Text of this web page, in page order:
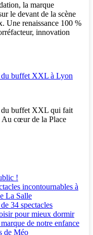
la marque
le devant de la scène
Une renaissance 100 %
innovation
du buffet XXL à Lyon
du buffet XXL qui fait
cœur de la Place
!
incontournables à
La Salle
34 spectacles
pour mieux dormir
de notre enfance
de Méo